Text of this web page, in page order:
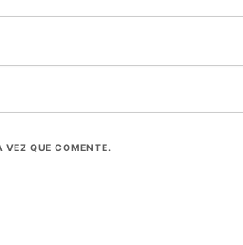
VEZ QUE COMENTE.